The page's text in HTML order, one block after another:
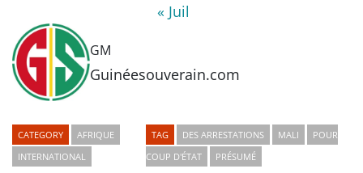
« Juil
GM
Guinéesouverain.com
CATEGORY
AFRIQUE
INTERNATIONAL
TAG DES ARRESTATIONS MALI
POUR
COUP D'ÉTAT
PRÉSUMÉ